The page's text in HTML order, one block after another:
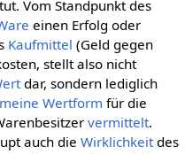
Vom Standpunkt des
einen Erfolg oder
Kaufmittel (Geld gegen
stellt also nicht
dar, sondern lediglich
Wertform für die
vermittelt.
auch die Wirklichkeitdes